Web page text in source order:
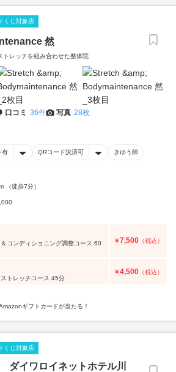
くじ対象店
然
トレッチを組み合わせた整体院
口コミ 36件 写真 28枚
有 QRコード決済可 きゆう師
（徒歩7分）
コンディショニング調整コース 60
￥7,500 （税込）
トレッチコース 45分
￥4,500 （税込）
ギフトカードが当たる！
くじ対象店
ダイワロイネットホテル川